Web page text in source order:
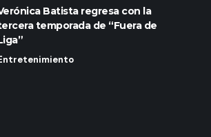
Batista regresa con la
temporada de “Fuera de